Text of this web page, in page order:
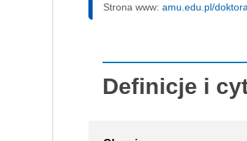
Strona www: amu.edu.pl/
Definicje i